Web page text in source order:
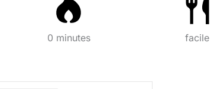
0 minutes facile